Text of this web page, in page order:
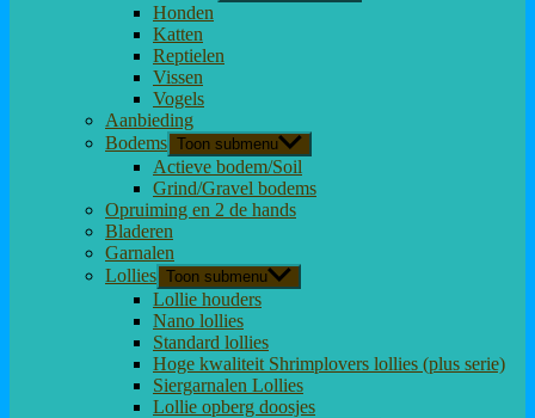
Honden
Katten
Reptielen
Vissen
Vogels
Aanbieding
Bodems Toon submenu
Actieve bodem/Soil
Grind/Gravel bodems
Opruiming en 2 de hands
Bladeren
Garnalen
Lollies Toon submenu
Lollie houders
Nano lollies
Standard lollies
Hoge kwaliteit Shrimplovers lollies (plus serie)
Siergarnalen Lollies
Lollie opberg doosjes